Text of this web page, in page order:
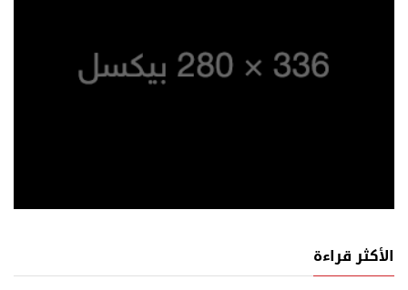
الأكثر قراءة